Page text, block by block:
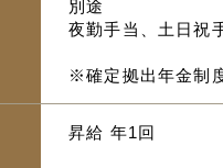
別途
夜勤手当、土日祝
※確定拠出年金制
昇給 年1回